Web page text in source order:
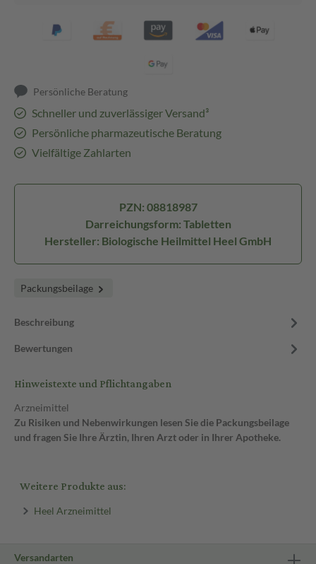
Persönliche Beratung
Schneller und zuverlässiger Versand³
Persönliche pharmazeutische Beratung
Vielfältige Zahlarten
PZN: 08818987
Darreichungsform: Tabletten
Hersteller: Biologische Heilmittel Heel GmbH
Packungsbeilage
Beschreibung
Bewertungen
Hinweistexte und Pflichtangaben
Arzneimittel
Zu Risiken und Nebenwirkungen lesen Sie die Packungsbeilage
und fragen Sie Ihre Ärztin, Ihren Arzt oder in Ihrer Apotheke.
Weitere Produkte aus:
Heel Arzneimittel
Versandarten